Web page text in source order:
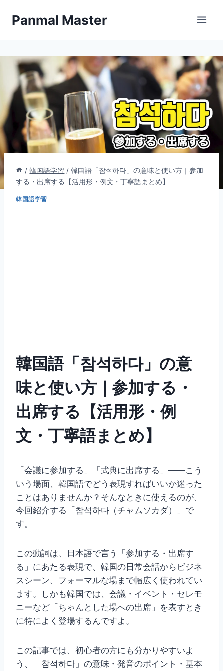
Panmal Master
/ 韓国語学習 / 韓国語「참석하다」の意味と使い方｜参加
する・出席する【活用形・例文・丁寧語まとめ】
韓国語学習
韓国語「참석하다」の意
味と使い方｜参加する・
出席する【活用形・例
文・丁寧語まとめ】
「会議に参加する」「式典に出席する」——こう
いう場面、韓国語でどう表現すればいいか迷った
ことはありませんか？そんなときに使えるのが、
今回紹介する「참석하다（チャムソカダ）」で
す。
この動詞は、日本語で言う「参加する・出席す
る」にあたる表現で、韓国の日常会話からビジネ
スシーン、フォーマルな場まで幅広く使われてい
ます。しかも韓国では、会議・イベント・セレモ
ニーなど「ちゃんとした場への出席」を表すとき
に特によく登場するんですよ。
この記事では、初心者の方にも分かりやすいよ
う、「참석하다」の意味・発音のポイント・基本